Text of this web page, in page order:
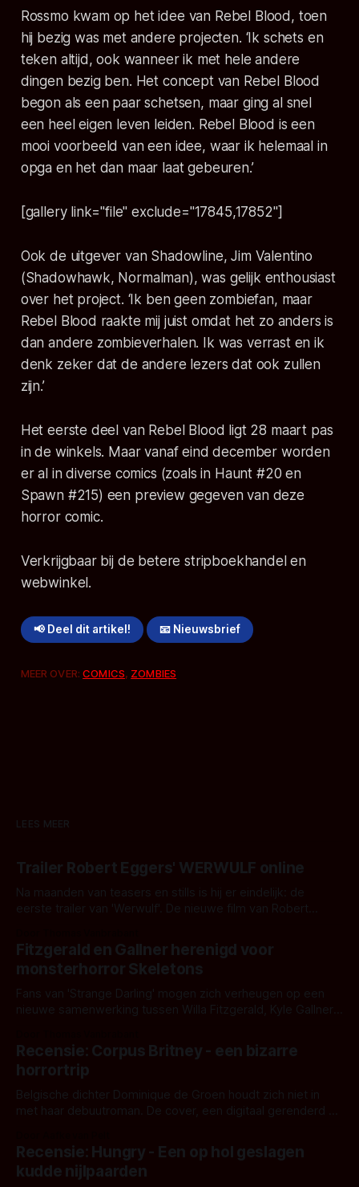
Rossmo kwam op het idee van Rebel Blood, toen
hij bezig was met andere projecten. ‘Ik schets en
teken altijd, ook wanneer ik met hele andere
dingen bezig ben. Het concept van Rebel Blood
begon als een paar schetsen, maar ging al snel
een heel eigen leven leiden. Rebel Blood is een
mooi voorbeeld van een idee, waar ik helemaal in
opga en het dan maar laat gebeuren.’
[gallery link="file" exclude="17845,17852"]
Ook de uitgever van Shadowline, Jim Valentino
(Shadowhawk, Normalman), was gelijk enthousiast
over het project. ‘Ik ben geen zombiefan, maar
Rebel Blood raakte mij juist omdat het zo anders is
dan andere zombieverhalen. Ik was verrast en ik
denk zeker dat de andere lezers dat ook zullen
zijn.’
Het eerste deel van Rebel Blood ligt 28 maart pas
in de winkels. Maar vanaf eind december worden
er al in diverse comics (zoals in Haunt #20 en
Spawn #215) een preview gegeven van deze
horror comic.
Verkrijgbaar bij de betere stripboekhandel en
webwinkel.
📢 Deel dit artikel! 📧 Nieuwsbrief
MEER OVER:COMICS, ZOMBIES
LEES MEER
Trailer Robert Eggers' WERWULF online
Na maanden van teasers en stills is hij er eindelijk: de
eerste trailer van 'Werwulf'. De nieuwe film van Robert
kille stijl vol folklore en mythe. Het topic deze keer is (kon
het het al raden?)... de weerwolf. Kijk je mee?
Fitzgerald en Gallner herenigd voor
monsterhorror Skeletons
Fans van 'Strange Darling' mogen zich verheugen op een
nieuwe samenwerking tussen Willa Fitzgerald, Kyle Gallner
'Skeletons', een nieuwe creature feature waarvoor de
opnames zijn gestart in Australië.
Recensie: Corpus Britney - een bizarre
horrortrip
Belgische dichter Dominique de Groen houdt zich niet in
met haar debuutroman. De cover, een digitaal gerenderd en
achtergrond, belooft iets kleurrijks maar onheilspellends,
iets ongrijpbaars. En dat maakt De Groen met ieder woord
waar.
Recensie: Hungry - Een op hol geslagen
kudde nijlpaarden